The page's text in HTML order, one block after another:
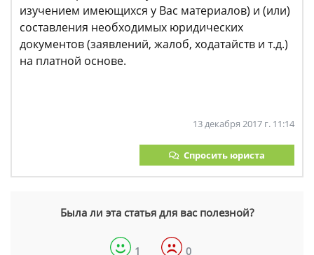
изучением имеющихся у Вас материалов) и (или)
составления необходимых юридических
документов (заявлений, жалоб, ходатайств и т.д.)
на платной основе.
13 декабря 2017 г. 11:14
Спросить юриста
Была ли эта статья для вас полезной?
1 0